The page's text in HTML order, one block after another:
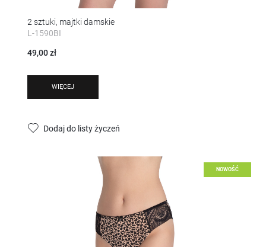
2 sztuki, majtki damskie
L-1590BI
49,00 zł
WIĘCEJ
Dodaj do listy życzeń
NOWOŚĆ